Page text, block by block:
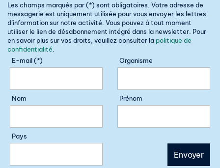
Les champs marqués par (*) sont obligatoires. Votre adresse de
messagerie est uniquement utilisée pour vous envoyer les lettres
d’information sur notre activité. Vous pouvez à tout moment
utiliser le lien de désabonnement intégré dans la newsletter. Pour
en savoir plus sur vos droits, veuillez consulter la politique de
confidentialité
E-mail (*)
Organisme
Nom Prénom
Pays